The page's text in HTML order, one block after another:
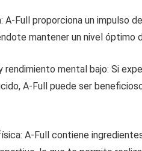
A-Full proporciona un impulso
mantener un nivel óptimo
rendimiento mental bajo: Si
A-Full puede ser
A-Full contiene